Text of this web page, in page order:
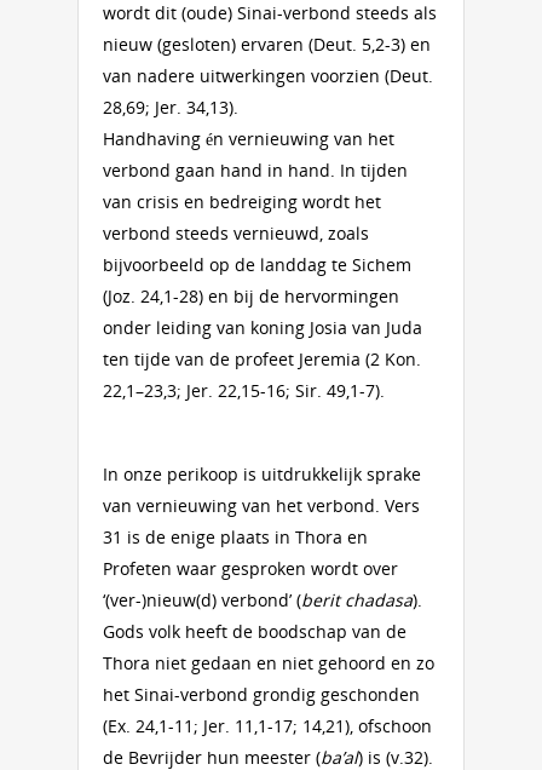
wordt dit (oude) Sinai-verbond steeds als
nieuw (gesloten) ervaren (Deut. 5,2-3) en
van nadere uitwerkingen voorzien (Deut.
28,69; Jer. 34,13).
Handhaving én vernieuwing van het
verbond gaan hand in hand. In tijden
van crisis en bedreiging wordt het
verbond steeds vernieuwd, zoals
bijvoorbeeld op de landdag te Sichem
(Joz. 24,1-28) en bij de hervormingen
onder leiding van koning Josia van Juda
ten tijde van de profeet Jeremia (2 Kon.
22,1–23,3; Jer. 22,15-16; Sir. 49,1-7).
In onze perikoop is uitdrukkelijk sprake
van vernieuwing van het verbond. Vers
31 is de enige plaats in Thora en
Profeten waar gesproken wordt over
‘(ver-)nieuw(d) verbond’ (berit chadasa).
Gods volk heeft de boodschap van de
Thora niet gedaan en niet gehoord en zo
het Sinai-verbond grondig geschonden
(Ex. 24,1-11; Jer. 11,1-17; 14,21), ofschoon
de Bevrijder hun meester (ba’al) is (v.32).